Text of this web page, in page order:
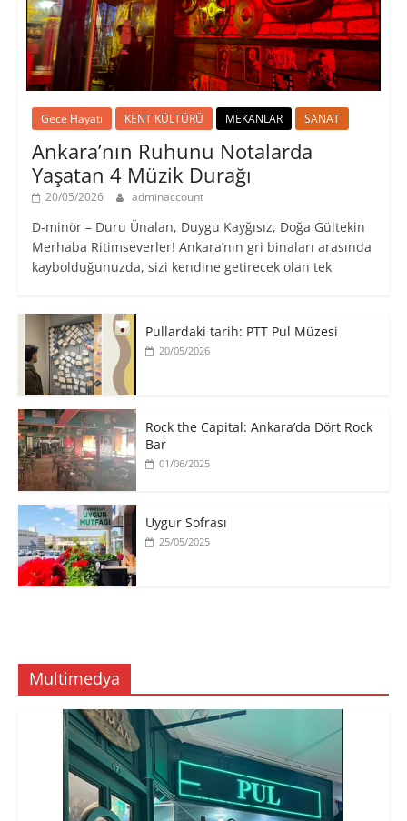
Gece Hayatı KENT KÜLTÜRÜ MEKANLAR SANAT
Ankara’nın Ruhunu Notalarda
Yaşatan 4 Müzik Durağı
20/05/2026 adminaccount
D-minör – Duru Ünalan, Duygu Kayğısız, Doğa Gültekin
Merhaba Ritimseverler! Ankara’nın gri binaları arasında
kaybolduğunuzda, sizi kendine getirecek olan tek
Pullardaki tarih: PTT Pul Müzesi
20/05/2026
Rock the Capital: Ankara’da Dört Rock
Bar
01/06/2025
Uygur Sofrası
25/05/2025
Multimedya